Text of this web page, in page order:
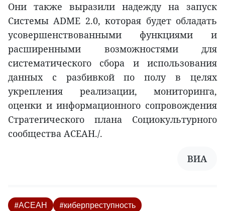
Они также выразили надежду на запуск
Системы ADME 2.0, которая будет обладать
усовершенствованными функциями и
расширенными возможностями для
систематического сбора и использования
данных с разбивкой по полу в целях
укрепления реализации, мониторинга,
оценки и информационного сопровождения
Стратегического плана Социокультурного
сообщества АСЕАН./.
ВИА
#АСЕАН #киберпреступность